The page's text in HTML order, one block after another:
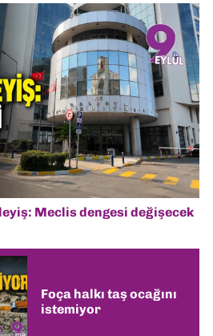
Meclis dengesi değişecek
Foça halkı taş ocağını
istemiyor